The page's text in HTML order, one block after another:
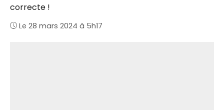
correcte !
Le 28 mars 2024 à 5h17